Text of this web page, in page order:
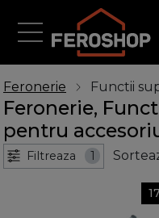
Feronerie Functii
Feronerie,
pentru
Filtreaza 1